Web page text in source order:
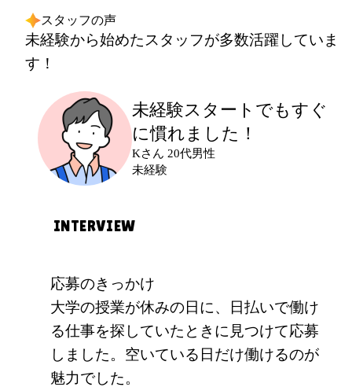
スタッフの声
未経験から始めたスタッフが多数活躍していま
す！
未経験スタートでもすぐ
に慣れました！
Kさん 20代男性
未経験
INTERVIEW
応募のきっかけ
大学の授業が休みの日に、日払いで働け
る仕事を探していたときに見つけて応募
しました。空いている日だけ働けるのが
魅力でした。